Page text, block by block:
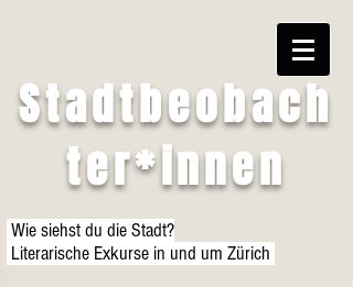
Stadtbeobach
ter*innen
Wie siehst du die Stadt?
Literarische Exkurse in und um Zürich